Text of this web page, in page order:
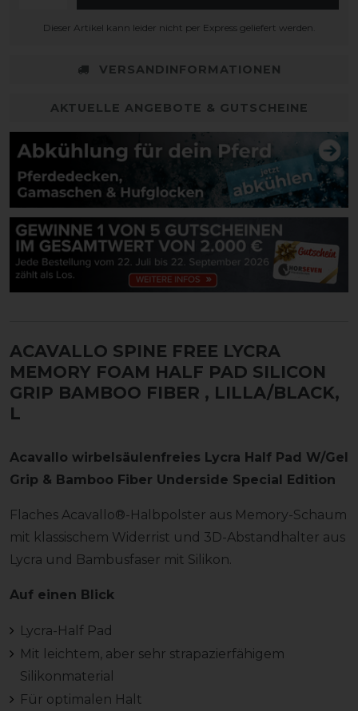
Dieser Artikel kann leider nicht per Express geliefert werden.
VERSANDINFORMATIONEN
AKTUELLE ANGEBOTE & GUTSCHEINE
ACAVALLO SPINE FREE LYCRA
MEMORY FOAM HALF PAD SILICON
GRIP BAMBOO FIBER , LILLA/BLACK,
L
Acavallo wirbelsäulenfreies Lycra Half Pad W/Gel
Grip & Bamboo Fiber Underside Special Edition
Flaches Acavallo®-Halbpolster aus Memory-Schaum
mit klassischem Widerrist und 3D-Abstandhalter aus
Lycra und Bambusfaser mit Silikon.
Auf einen Blick
Lycra-Half Pad
Mit leichtem, aber sehr strapazierfähigem
Silikonmaterial
Für optimalen Halt